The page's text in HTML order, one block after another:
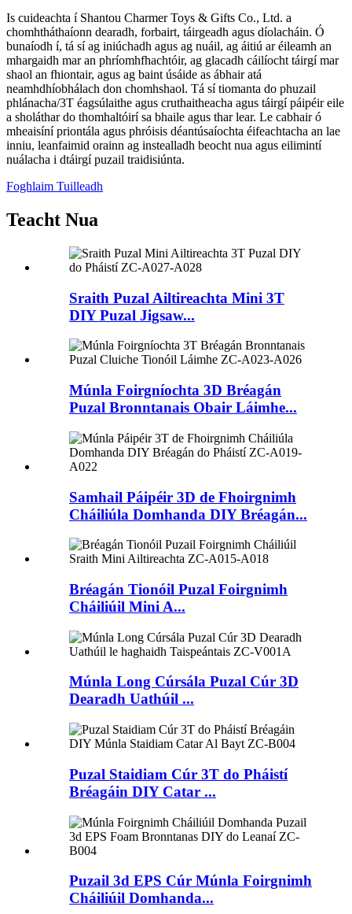
Is cuideachta í Shantou Charmer Toys & Gifts Co., Ltd. a
chomhtháthaíonn dearadh, forbairt, táirgeadh agus díolacháin. Ó
bunaíodh í, tá sí ag iniúchadh agus ag nuáil, ag áitiú ar éileamh an
mhargaidh mar an phríomhfhachtóir, ag glacadh cáilíocht táirgí mar
shaol an fhiontair, agus ag baint úsáide as ábhair atá
neamhdhíobhálach don chomhshaol. Tá sí tiomanta do phuzail
phlánacha/3T éagsúlaithe agus cruthaitheacha agus táirgí páipéir eile
a sholáthar do thomhaltóirí sa bhaile agus thar lear. Le cabhair ó
mheaisíní priontála agus phróisis déantúsaíochta éifeachtacha an lae
inniu, leanfaimid orainn ag instealladh beocht nua agus eilimintí
nuálacha i dtáirgí puzail traidisiúnta.
Foghlaim Tuilleadh
Teacht Nua
Sraith Puzal Ailtireachta Mini 3T
DIY Puzal Jigsaw...
Múnla Foirgníochta 3D Bréagán
Puzal Bronntanais Obair Láimhe...
Samhail Páipéir 3D de Fhoirgnimh
Cháiliúla Domhanda DIY Bréagán...
Bréagán Tionóil Puzal Foirgnimh
Cháiliúil Mini A...
Múnla Long Cúrsála Puzal Cúr 3D
Dearadh Uathúil ...
Puzal Staidiam Cúr 3T do Pháistí
Bréagáin DIY Catar ...
Puzail 3d EPS Cúr Múnla Foirgnimh
Cháiliúil Domhanda...